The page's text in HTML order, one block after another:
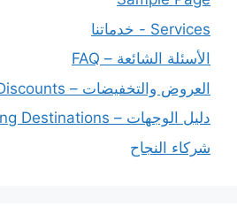
Services - خدماتنا
الأسئلة الشائعة – FAQ
العروض والتخفيضات – Offers & Discounts
دليل الوجهات – Shipping Destinations
شركاء النجاح